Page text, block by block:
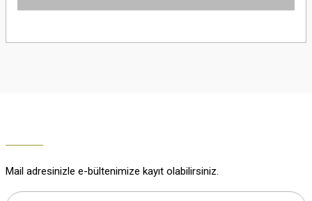
Mail adresinizle e-bültenimize kayıt olabilirsiniz.